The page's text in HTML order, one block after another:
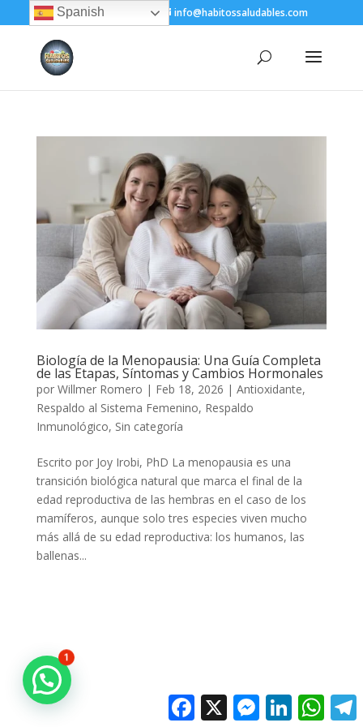
+(505) 8200-1450 info@habitossaludables.com
Biología de la Menopausia: Una Guía Completa
de las Etapas, Síntomas y Cambios Hormonales
por Willmer Romero | Feb 18, 2026 | Antioxidante,
Respaldo al Sistema Femenino, Respaldo
Inmunológico, Sin categoría
Escrito por Joy Irobi, PhD La menopausia es una
transición biológica natural que marca el final de la
edad reproductiva de las hembras en el caso de los
mamíferos, aunque solo tres especies viven mucho
más allá de su edad reproductiva: los humanos, las
ballenas...
Facebook Messenger
LinkedIn
Spanish
1